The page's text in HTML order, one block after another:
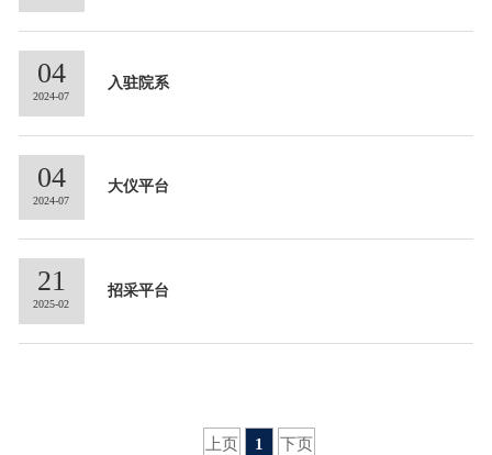
04
2024-07
入驻院系
04
2024-07
大仪平台
21
2025-02
招采平台
上页 1 下页